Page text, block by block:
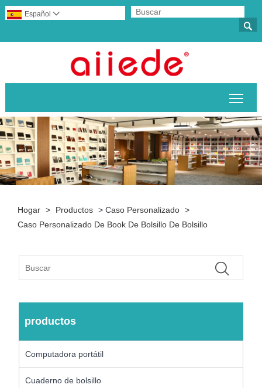

Español 
Hogar > Productos >Caso Personalizado >
Caso Personalizado De Book De Bolsillo De Bolsillo
productos
Computadora portátil
Cuaderno de bolsillo